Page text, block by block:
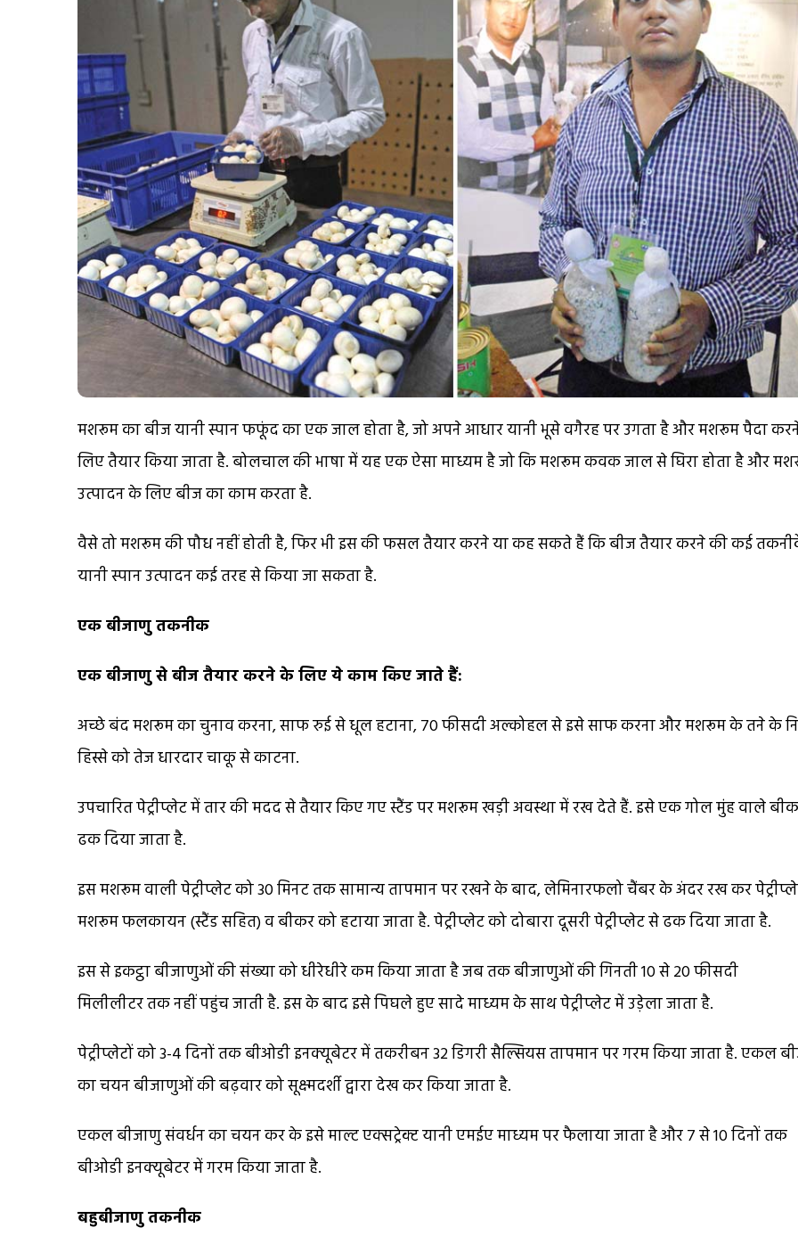
मशरूम का बीज यानी स्पान फफूंद का एक जाल होता है, जो अपने आधार यानी भूसे वगैरह पर उगता है और मशरूम पैदा
लिए तैयार किया जाता है. बोलचाल की भाषा में यह एक ऐसा माध्यम है जो कि मशरूम कवक जाल से घिरा होता है और
उत्पादन के लिए बीज का काम करता है.
वैसे तो मशरूम की पौध नहीं होती है, फिर भी इस की फसल तैयार करने या कह सकते हैं कि बीज तैयार करने की कई
यानी स्पान उत्पादन कई तरह से किया जा सकता है.
एक बीजाणु तकनीक
एक बीजाणु से बीज तैयार करने के लिए ये काम किए जाते हैं:
अच्छे बंद मशरूम का चुनाव करना, साफ रुई से धूल हटाना, 70 फीसदी अल्कोहल से इसे साफ करना और मशरूम के तने के
हिस्से को तेज धारदार चाकू से काटना.
उपचारित पेट्रीप्लेट में तार की मदद से तैयार किए गए स्टैंड पर मशरूम खड़ी अवस्था में रख देते हैं. इसे एक गोल मुंह वाले
ढक दिया जाता है.
इस मशरूम वाली पेट्रीप्लेट को 30 मिनट तक सामान्य तापमान पर रखने के बाद, लेमिनारफलो चैंबर के अंदर रख कर
मशरूम फलकायन (स्टैंड सहित) व बीकर को हटाया जाता है. पेट्रीप्लेट को दोबारा दूसरी पेट्रीप्लेट से ढक दिया जाता है.
इस से इकट्ठा बीजाणुओं की संख्या को धीरेधीरे कम किया जाता है जब तक बीजाणुओं की गिनती 10 से 20 फीसदी
मिलीलीटर तक नहीं पहुंच जाती है. इस के बाद इसे पिघले हुए सादे माध्यम के साथ पेट्रीप्लेट में उड़ेला जाता है.
पेट्रीप्लेटों को 3-4 दिनों तक बीओडी इनक्यूबेटर में तकरीबन 32 डिगरी सैल्सियस तापमान पर गरम किया जाता है. एकल
का चयन बीजाणुओं की बढ़वार को सूक्ष्मदर्शी द्वारा देख कर किया जाता है.
एकल बीजाणु संवर्धन का चयन कर के इसे माल्ट एक्सट्रेक्ट यानी एमईए माध्यम पर फैलाया जाता है और 7 से 10 दिनों तक
बीओडी इनक्यूबेटर में गरम किया जाता है.
बहुबीजाणु तकनीक